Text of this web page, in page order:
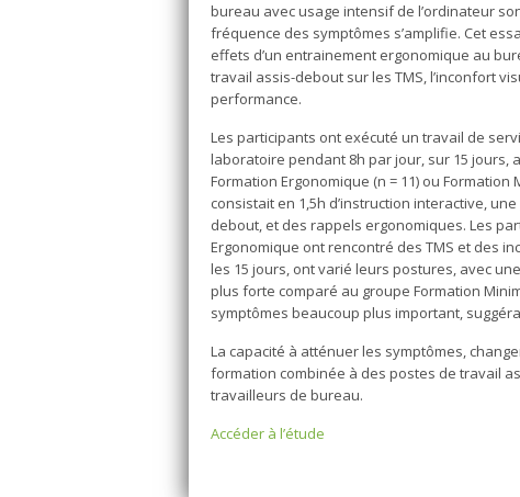
bureau avec usage intensif de l’ordinateur
fréquence des symptômes s’amplifie. Cet
effets d’un entrainement ergonomique au
travail assis-debout sur les TMS, l’inconfort
performance.
Les participants ont exécuté un travail de
laboratoire pendant 8h par jour, sur 15 jours,
Formation Ergonomique (n = 11) ou Formation
consistait en 1,5h d’instruction interactive,
debout, et des rappels ergonomiques. Les
Ergonomique ont rencontré des TMS et des
les 15 jours, ont varié leurs postures, avec
plus forte comparé au groupe Formation
symptômes beaucoup plus important,
La capacité à atténuer les symptômes,
formation combinée à des postes de travail
travailleurs de bureau.
Accéder à l’étude